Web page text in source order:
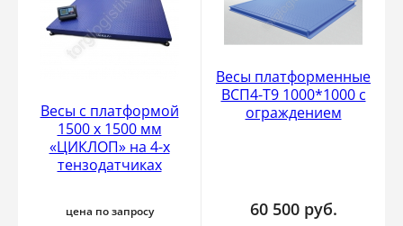
Весы с платформой
1500 х 1500 мм
«ЦИКЛОП» на 4-х
тензодатчиках
цена по запросу
Весы платформенные
ВСП4-Т9 1000*1000 с
ограждением
60 500 руб.